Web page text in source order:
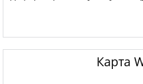
Карта